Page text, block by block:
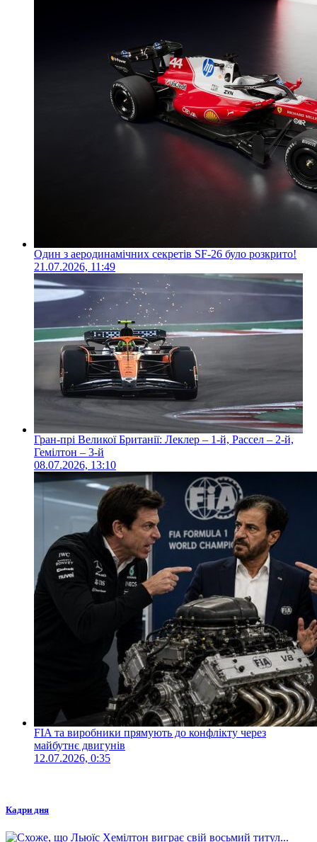
Один з аеродинамічних секретів SF-26 було розкрито!
21.07.2026, 11:49
Гран-прі Великої Британії: Леклер – 1-й, Рассел – 2-й,
Гемілтон – 3-й
08.07.2026, 13:10
FIA та виробники прямують до конфлікту через
майбутнє двигунів
12.07.2026, 0:35
Кадри дня